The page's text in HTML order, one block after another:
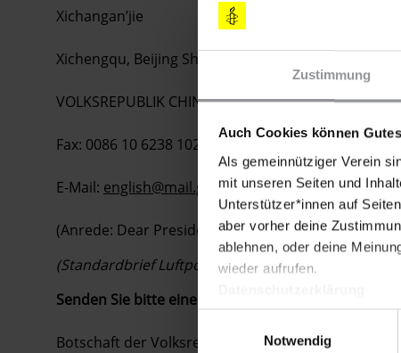
Zustimmung
Auch Cookies können
Als gemeinnütziger Verein
mit unseren Seiten und
Unterstützer*innen auf
aber vorher deine
ablehnen, oder deine
wieder aufrufen.
Notwendig
Xichangan’jie
Xichengqu, Beijing Shi 100017
VOLKSREPUBLIK CHINA
Fax: 0086 10 6238 1025
E-Mail: english@mail.gov.cn
(Anrede: Dear President / Sehr geehrter Herr
(Standardbrief Luftpost bis 20 g: 1,10 €)
Senden Sie bitte eine Kopie Ihres Schreibens an:
Botschaft der Volksrepublik China